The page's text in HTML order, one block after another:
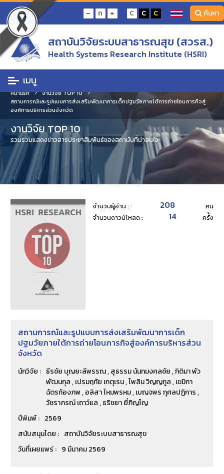
- ก + C C C ค้นหา
สถาบันวิจัยระบบสาธารณสุข (สวรส.)
Health Systems Research Institute (HSRI)
เมนู
หน้าแรก
งานวิจัย TOP 10
สถานการณ์และรูปแบบการส่งเสริมพัฒนาการเด็กปฐมวัยภายใต้การถ่ายโอนภารกิจสู่
องค์การบริหารส่วนจังหวัด
งานวิจัย TOP 10
รวมรวมแสดงข่าวสารประชาสัมพันธ์ของสถานับที่น่าสนใจ
จำนวนผู้อ่าน : 208
คน
จำนวนดาวน์โหลด :
14 ครั้้ง
สถานการณ์และรูปแบบการส่งเสริมพัฒนาการเด็ก
ปฐมวัยภายใต้การถ่ายโอนภารกิจสู่องค์การบริหารส่วน
จังหวัด
นักวิจัย : ธีรชัย บุญยะลีพรรณ , สุธรรม นันทมงคลชัย , กิติมา พัว
พัฒนกุล , เปรมฤทัย เกตุเรน , ไพลิน วิญญกูล , เขมิกา
ฉัตรก้องภพ , อลิสา ใหมพรหม , เบญจพร กุศลปฏิการ ,
วัชราภรณ์ เถาว์แล , ธริชยา ยี่ภิญโญ
ปีพิมพ์ : 2569
สนับสนุนโดย : สถาบันวิจัยระบบสาธารณสุข
วันที่เผยแพร่ : 9 มีนาคม 2569